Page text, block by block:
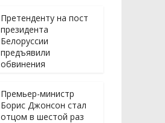
Претенденту на пост
президента
Белоруссии
предъявили
обвинения
Премьер-министр
Борис Джонсон стал
отцом в шестой раз